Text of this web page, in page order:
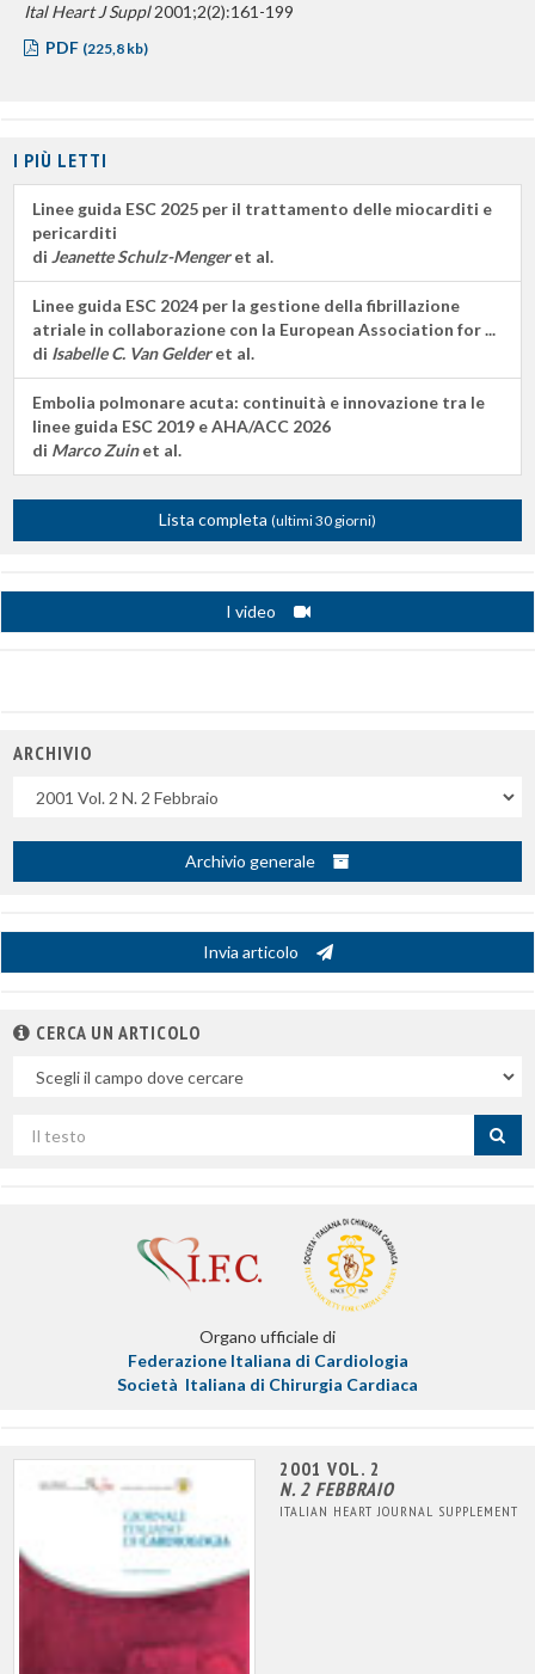
Ital Heart J Suppl2001;2(2):161-199
PDF (225,8 kb)
I PIÙ LETTI
Linee guida ESC 2025 per il trattamento delle miocarditi e
pericarditi
di Jeanette Schulz-Mengeret al.
Linee guida ESC 2024 per la gestione della fibrillazione
atriale in collaborazione con la European Association for ...
di Isabelle C. Van Gelderet al.
Embolia polmonare acuta: continuità e innovazione tra le
linee guida ESC 2019 e AHA/ACC 2026
di Marco Zuinet al.
Lista completa (ultimi 30 giorni)
I video
ARCHIVIO
Archivio generale
Invia articolo
CERCA UN ARTICOLO
campo
per
Organo ufficiale di
Federazione Italiana di Cardiologia
Società Italiana di Chirurgia Cardiaca
2001 VOL. 2
N. 2 FEBBRAIO
ITALIAN HEART JOURNAL SUPPLEMENT